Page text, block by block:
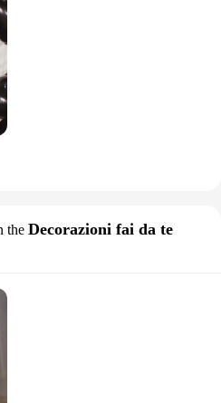
the Decorazioni fai da te